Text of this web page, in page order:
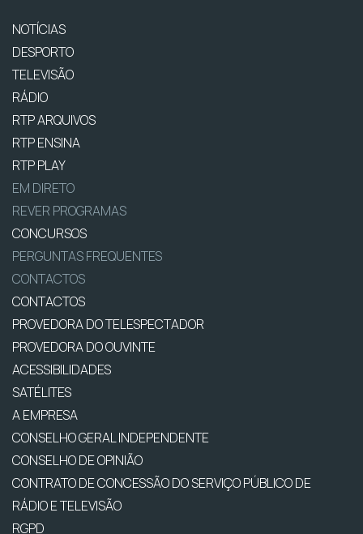
NOTÍCIAS
DESPORTO
TELEVISÃO
RÁDIO
RTP ARQUIVOS
RTP ENSINA
RTP PLAY
EM DIRETO
REVER PROGRAMAS
CONCURSOS
PERGUNTAS FREQUENTES
CONTACTOS
CONTACTOS
PROVEDORA DO TELESPECTADOR
PROVEDORA DO OUVINTE
ACESSIBILIDADES
SATÉLITES
A EMPRESA
CONSELHO GERAL INDEPENDENTE
CONSELHO DE OPINIÃO
CONTRATO DE CONCESSÃO DO SERVIÇO PÚBLICO DE
RÁDIO E TELEVISÃO
RGPD